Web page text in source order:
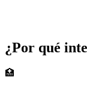
¿Por qué
🏥